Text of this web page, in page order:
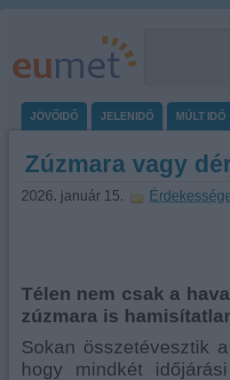
JÖVŐIDŐ JELENIDŐ MÚLT IDŐ
Zúzmara vagy
2026. január 15.
Télen nem csak a
zúzmara is
Sokan összetévesztik
hogy mindkét